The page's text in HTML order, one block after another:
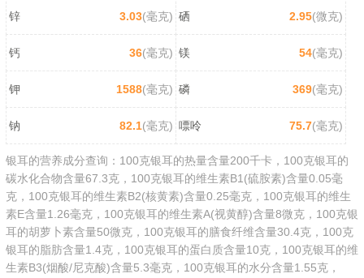
锌 3.03(毫克) 硒 2.95(微克)
钙 36(毫克) 镁 54(毫克)
钾 1588(毫克) 磷 369(毫克)
钠 82.1(毫克) 嘌呤 75.7(毫克)
银耳的营养成分查询：100克银耳的热量含量200千卡，100克银耳的
碳水化合物含量67.3克，100克银耳的维生素B1(硫胺素)含量0.05毫
克，100克银耳的维生素B2(核黄素)含量0.25毫克，100克银耳的维生
素E含量1.26毫克，100克银耳的维生素A(视黄醇)含量8微克，100克银
耳的胡萝卜素含量50微克，100克银耳的膳食纤维含量30.4克，100克
银耳的脂肪含量1.4克，100克银耳的蛋白质含量10克，100克银耳的维
生素B3(烟酸/尼克酸)含量5.3毫克，100克银耳的水分含量1.55克，